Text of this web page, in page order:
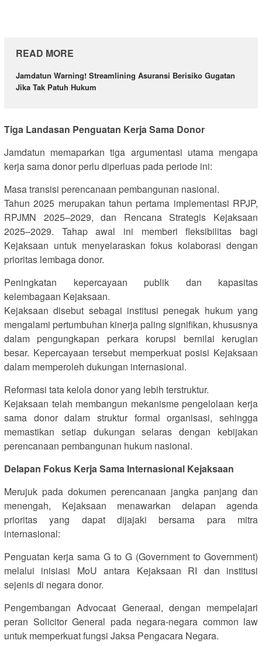
READ MORE
Jamdatun Warning! Streamlining Asuransi Berisiko Gugatan
Jika Tak Patuh Hukum
Tiga Landasan Penguatan Kerja Sama Donor
Jamdatun memaparkan tiga argumentasi utama mengapa
kerja sama donor perlu diperluas pada periode ini:
Masa transisi perencanaan pembangunan nasional.
Tahun 2025 merupakan tahun pertama implementasi RPJP,
RPJMN 2025–2029, dan Rencana Strategis Kejaksaan
2025–2029. Tahap awal ini memberi fleksibilitas bagi
Kejaksaan untuk menyelaraskan fokus kolaborasi dengan
prioritas lembaga donor.
Peningkatan kepercayaan publik dan kapasitas
kelembagaan Kejaksaan.
Kejaksaan disebut sebagai institusi penegak hukum yang
mengalami pertumbuhan kinerja paling signifikan, khususnya
dalam pengungkapan perkara korupsi bernilai kerugian
besar. Kepercayaan tersebut memperkuat posisi Kejaksaan
dalam memperoleh dukungan internasional.
Reformasi tata kelola donor yang lebih terstruktur.
Kejaksaan telah membangun mekanisme pengelolaan kerja
sama donor dalam struktur formal organisasi, sehingga
memastikan setiap dukungan selaras dengan kebijakan
perencanaan pembangunan hukum nasional.
Delapan Fokus Kerja Sama Internasional Kejaksaan
Merujuk pada dokumen perencanaan jangka panjang dan
menengah, Kejaksaan menawarkan delapan agenda
prioritas yang dapat dijajaki bersama para mitra
internasional:
Penguatan kerja sama G to G (Government to Government)
melalui inisiasi MoU antara Kejaksaan RI dan institusi
sejenis di negara donor.
Pengembangan Advocaat Generaal, dengan mempelajari
peran Solicitor General pada negara-negara common law
untuk memperkuat fungsi Jaksa Pengacara Negara.